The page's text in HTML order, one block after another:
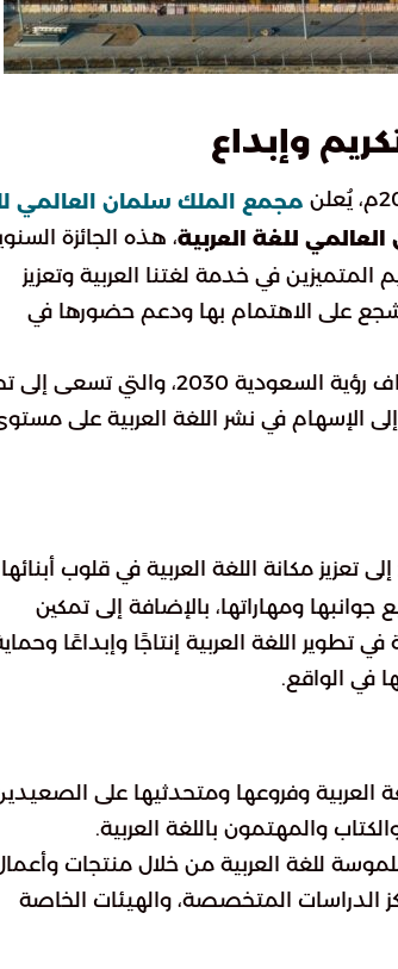
مجمع الملك سلمان العالمي
للغة العربية، هذه الجائزة
في خدمة لغتنا العربية وتعزيز
تشجع على الاهتمام بها ودعم حضورها في
تُعد هذه الجائزة من المبادرات القيّمة التي تساهم في تحقيق أهداف رؤية السعودية 2030،
إلى الإسهام في نشر اللغة العربية على
إلى تعزيز مكانة اللغة العربية في قلوب أبنائها
ومهاراتها، بالإضافة إلى تمكين
اللغة العربية إنتاجًا وإبداعًا
في الواقع.
العربية وفروعها ومتحدثيها على
والمهتمون باللغة العربية.
للغة العربية من خلال منتجات
الدراسات المتخصصة، والهيئات الخاصة